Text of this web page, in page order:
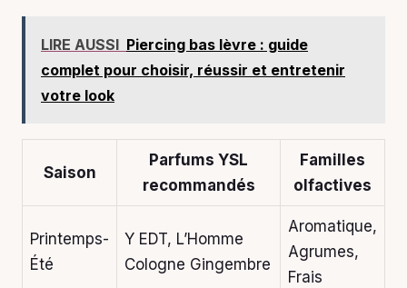
LIRE AUSSI Piercing bas lèvre : guide
complet pour choisir, réussir et entretenir
votre look
Saison
Parfums YSL
recommandés
Familles
olfactives
Printemps-
Été
Y EDT, L’Homme
Cologne Gingembre
Aromatique,
Agrumes,
Frais